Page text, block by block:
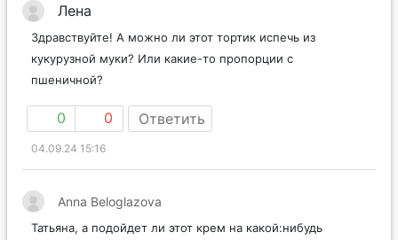
Лена
Здравствуйте! А можно ли этот тортик испечь из
кукурузной муки? Или какие-то пропорции с
пшеничной?
0 0 Ответить
04.09.24 15:16
Anna Beloglazova
Татьяна, а подойдет ли этот крем на какой:нибудь